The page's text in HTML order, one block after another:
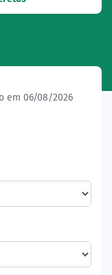
em 06/08/2026